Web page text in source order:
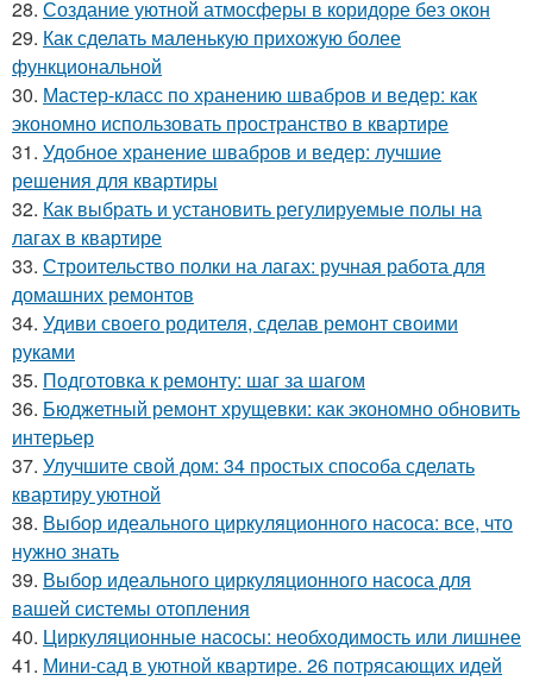
28. Создание уютной атмосферы в коридоре без окон
29. Как сделать маленькую прихожую более
функциональной
30. Мастер-класс по хранению швабров и ведер: как
экономно использовать пространство в квартире
31. Удобное хранение швабров и ведер: лучшие
решения для квартиры
32. Как выбрать и установить регулируемые полы на
лагах в квартире
33. Строительство полки на лагах: ручная работа для
домашних ремонтов
34. Удиви своего родителя, сделав ремонт своими
руками
35. Подготовка к ремонту: шаг за шагом
36. Бюджетный ремонт хрущевки: как экономно обновить
интерьер
37. Улучшите свой дом: 34 простых способа сделать
квартиру уютной
38. Выбор идеального циркуляционного насоса: все, что
нужно знать
39. Выбор идеального циркуляционного насоса для
вашей системы отопления
40. Циркуляционные насосы: необходимость или лишнее
41. Мини-сад в уютной квартире. 26 потрясающих идей